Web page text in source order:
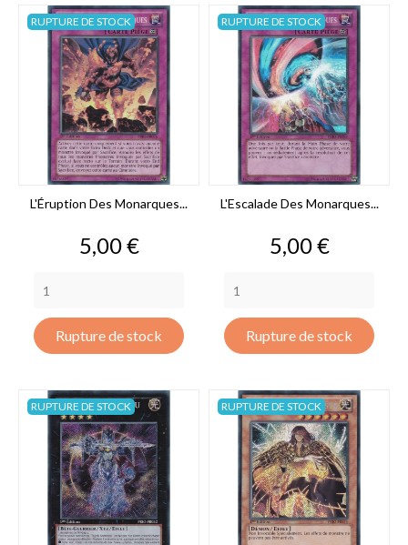
L'Éruption Des Monarques...
Prix
5,00 €
Rupture de stock
RUPTURE DE STOCK
L'Escalade Des Monarques...
Prix
5,00 €
Rupture de stock
RUPTURE DE STOCK
RUPTURE DE STOCK RUPTURE DE STOCK